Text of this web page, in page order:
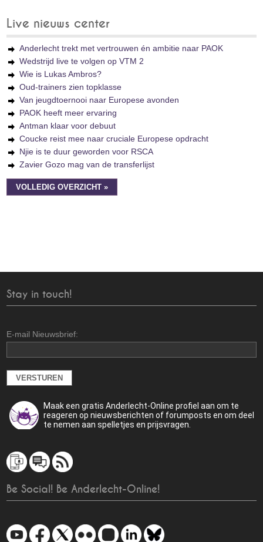
Live nieuws center
Anderlecht trekt met vertrouwen én ambitie naar PAOK
Wedstrijd live te volgen op VTM 2
Wie is Lukas Ambros?
Oud-trainers zien topklasse
Van jeugdtoernooi naar Europese avonden
PAOK heeft meer ervaring
Antman klaar voor debuut
Coucke reist mee naar cruciale Europese opdracht
Njie is te duur geworden voor RSCA
Zavier Gozo mag van de transferlijst
VOLLEDIG OVERZICHT »
Stay in touch!
E-mail Nieuwsbrief:
Maak een gratis Anderlecht-Online profiel aan om te
reageren op nieuwsberichten of forumposts en om deel
te nemen aan spelletjes en prijsvragen.
Be Social! Be Anderlecht-Online!